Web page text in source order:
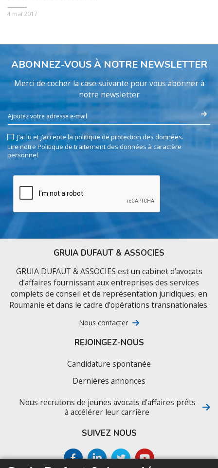
4 mai 2017
ABONNEZ-VOUS À NOTRE NEWSLETTER
Merci de cocher la case suivante pour vous abonner à
notre newsletter
J’ai lu et j’accepte la politique de protection des données.
Lire notre Politique de traitement des données à caractère
personnel
GRUIA DUFAUT & ASSOCIES
GRUIA DUFAUT & ASSOCIES est un cabinet d’avocats
d’affaires fournissant aux entreprises des services
complets de conseil et de représentation juridiques, en
Roumanie et dans le cadre d’opérations transnationales.
Nous contacter
REJOINGEZ-NOUS
Candidature spontanée
Dernières annonces
Nous recrutons de jeunes avocats d’affaires prêts
à accélérer leur carrière
SUIVEZ NOUS